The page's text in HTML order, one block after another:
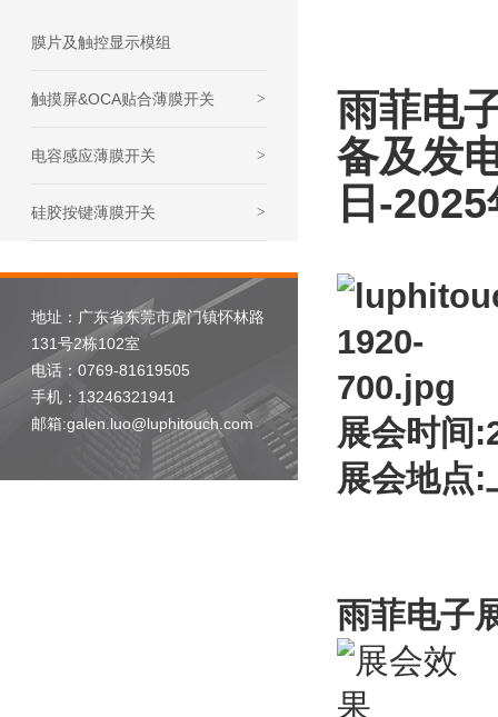
膜片及触控显示模组
触摸屏&OCA贴合薄膜开关 >
电容感应薄膜开关 >
硅胶按键薄膜开关 >
地址：广东省东莞市虎门镇怀林路
131号2栋102室
电话：0769-81619505
手机：13246321941
邮箱:galen.luo@luphitouch.com
雨菲电
备及发
日-
展会时间
展会地点
雨菲电子